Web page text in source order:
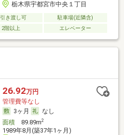
栃木県宇都宮市中央１丁目
き渡し可
駐車場(近隣含)
2階以上 エレベーター
26.92万円
管理費等なし
3ヶ月
なし
面積89.89m2
1989年8月(築37年1ヶ月)